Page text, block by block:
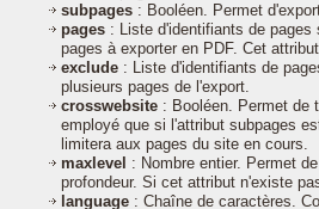
subpages : Booléen. Permet
pages : Liste d'identifiants de
pages à exporter en PDF. Cet
exclude : Liste d'identifiants de
plusieurs pages de l'export.
crosswebsite : Booléen. Permet de
employé que si l'attribut subpages
limitera aux pages du site en cours.
maxlevel : Nombre entier. Permet
profondeur. Si cet attribut n'existe
language : Chaîne de caractères.